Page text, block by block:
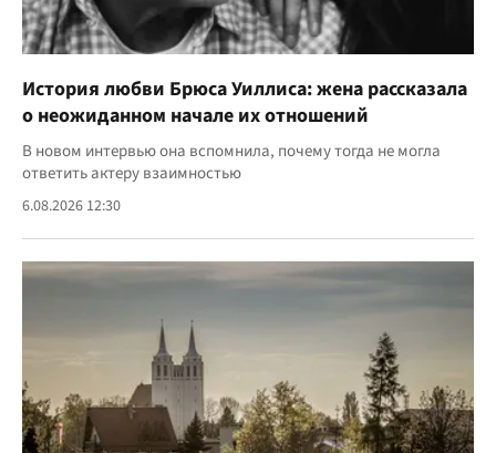
История любви Брюса Уиллиса: жена рассказала
о неожиданном начале их отношений
В новом интервью она вспомнила, почему тогда не могла
ответить актеру взаимностью
6.08.2026 12:30